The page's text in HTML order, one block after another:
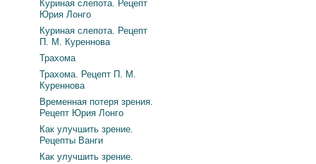
Куриная слепота. Рецепт
Юрия Лонго
Куриная слепота. Рецепт
П. М. Куреннова
Трахома
Трахома. Рецепт П. М.
Куреннова
Временная потеря зрения.
Рецепт Юрия Лонго
Как улучшить зрение.
Рецепты Ванги
Как улучшить зрение.